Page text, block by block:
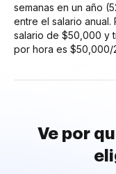
semanas en un año
entre el salario
salario de $50,000 y
por hora es
Ve por